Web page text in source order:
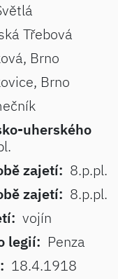
Třebová
Brno
Brno
uherského
zajetí: 8.p.pl.
zajetí: 8.p.pl.
vojín
legií: Penza
18.4.1918